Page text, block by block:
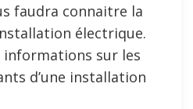
faudra connaitre la
électrique.
informations sur les
d’une installation